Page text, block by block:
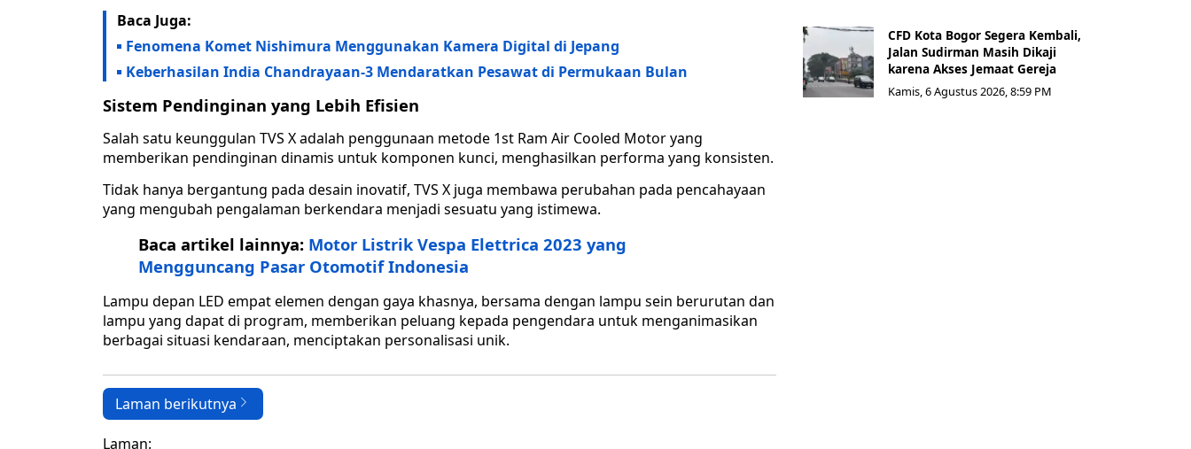
Baca Juga:
Fenomena Komet Nishimura Menggunakan Kamera Digital di Jepang
Keberhasilan India Chandrayaan-3 Mendaratkan Pesawat di Permukaan Bulan
Sistem Pendinginan yang Lebih Efisien
Salah satu keunggulan TVS X adalah penggunaan metode 1st Ram Air Cooled Motor yang
memberikan pendinginan dinamis untuk komponen kunci, menghasilkan performa yang konsisten.
Tidak hanya bergantung pada desain inovatif, TVS X juga membawa perubahan pada pencahayaan
yang mengubah pengalaman berkendara menjadi sesuatu yang istimewa.
Baca artikel lainnya: Motor Listrik Vespa Elettrica 2023 yang
Mengguncang Pasar Otomotif Indonesia
Lampu depan LED empat elemen dengan gaya khasnya, bersama dengan lampu sein berurutan dan
lampu yang dapat di program, memberikan peluang kepada pengendara untuk menganimasikan
berbagai situasi kendaraan, menciptakan personalisasi unik.
Laman berikutnya
Laman:
CFD Kota Bogor Segera Kembali,
Jalan Sudirman Masih Dikaji
karena Akses Jemaat Gereja
Kamis, 6 Agustus 2026, 8:59 PM